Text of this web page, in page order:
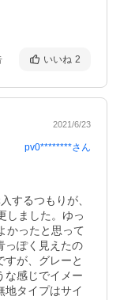
いいね 2
2021/6/23
pv0********さん
するつもりが、
しました。ゆっ
かったと思って
っぽく見えたの
すが、グレーと
な感じでイメー
地タイプはサイ